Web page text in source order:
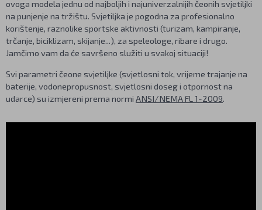
ovoga modela jednu od najboljih i najuniverzalnijih čeonih svjetiljki
na punjenje na tržištu. Svjetiljka je pogodna za profesionalno
korištenje, raznolike sportske aktivnosti (turizam, kampiranje,
trčanje, biciklizam, skijanje...), za speleologe, ribare i drugo.
Jamčimo vam da će savršeno služiti u svakoj situaciji!
Svi parametri čeone svjetiljke (svjetlosni tok, vrijeme trajanje na
baterije, vodonepropusnost, svjetlosni doseg i otpornost na
udarce) su izmjereni prema normi ANSI/NEMA FL 1-2009.